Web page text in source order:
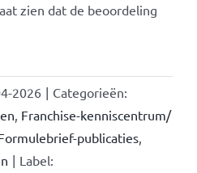
zien dat de beoordeling
2026 | Categorieën:
Franchise-kenniscentrum/
publicaties,
| Label: